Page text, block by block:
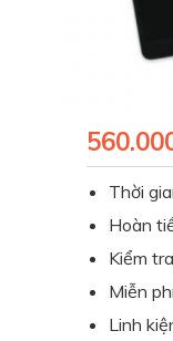
Thời
Hoàn
Kiểm
Miễn
Linh